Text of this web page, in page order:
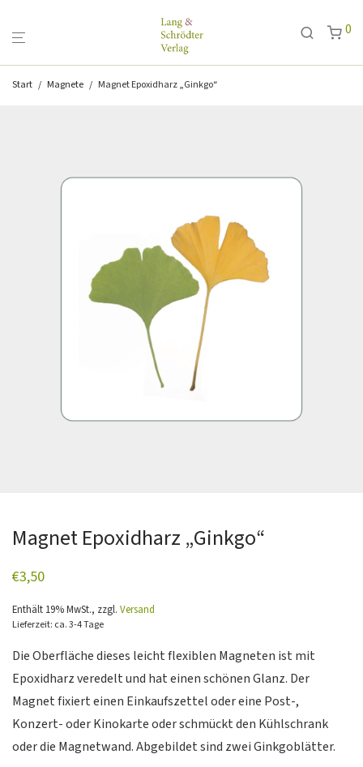
0
Start / Magnete / Magnet Epoxidharz „Ginkgo“
Magnet Epoxidharz „Ginkgo“
€3,50
Enthält 19% MwSt., zzgl. Versand
Lieferzeit: ca. 3-4 Tage
Die Oberfläche dieses leicht flexiblen Magneten ist mit
Epoxidharz veredelt und hat einen schönen Glanz. Der
Magnet fixiert einen Einkaufszettel oder eine Post-,
Konzert- oder Kinokarte oder schmückt den Kühlschrank
oder die Magnetwand. Abgebildet sind zwei Ginkgoblätter.